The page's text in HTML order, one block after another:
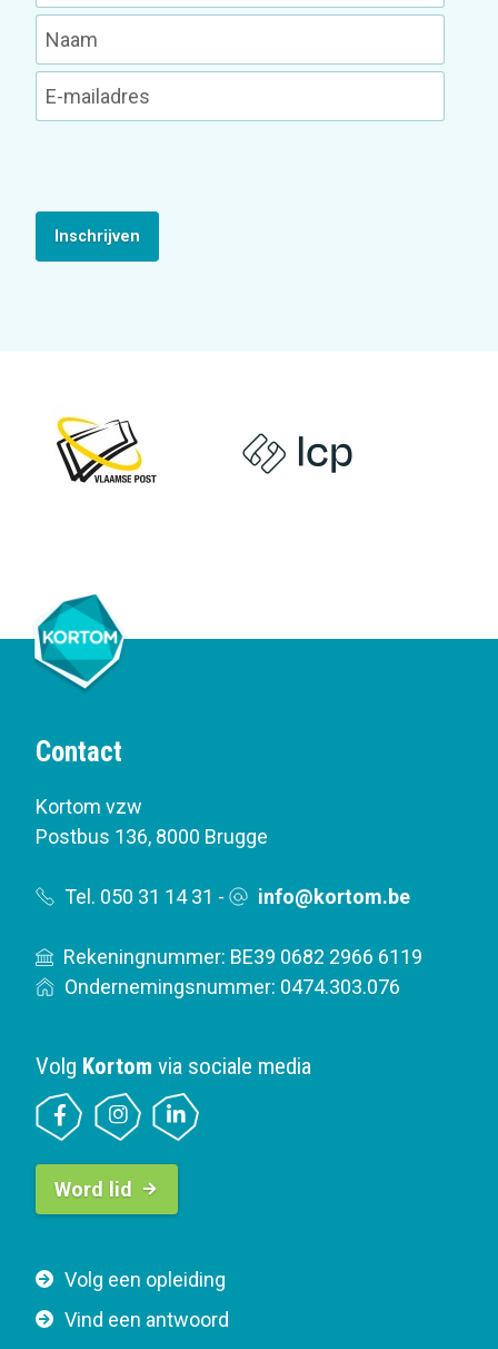
Inschrijven
Contact
Kortom vzw
Postbus 136, 8000 Brugge
Tel. 050 31 14 31 - info@kortom.be
Rekeningnummer: BE39 0682 2966 6119
Ondernemingsnummer: 0474.303.076
F
o
Volg een opleiding
Vind een antwoord
Volg Kortom via sociale media
B
t
o
n
Word lid